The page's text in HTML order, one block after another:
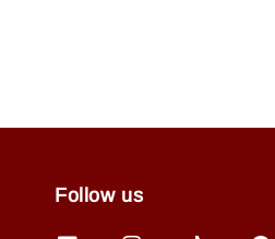
Follow us